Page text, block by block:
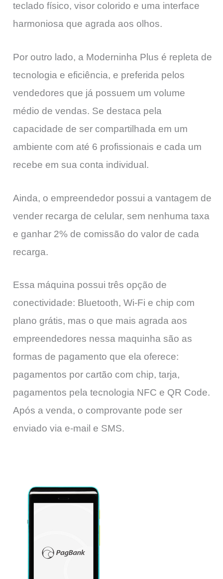
teclado físico, visor colorido e uma interface
harmoniosa que agrada aos olhos.
Por outro lado, a Moderninha Plus é repleta de
tecnologia e eficiência, e preferida pelos
vendedores que já possuem um volume
médio de vendas. Se destaca pela
capacidade de ser compartilhada em um
ambiente com até 6 profissionais e cada um
recebe em sua conta individual.
Ainda, o empreendedor possui a vantagem de
vender recarga de celular, sem nenhuma taxa
e ganhar 2% de comissão do valor de cada
recarga.
Essa máquina possui três opção de
conectividade: Bluetooth, Wi-Fi e chip com
plano grátis, mas o que mais agrada aos
empreendedores nessa maquinha são as
formas de pagamento que ela oferece:
pagamentos por cartão com chip, tarja,
pagamentos pela tecnologia NFC e QR Code.
Após a venda, o comprovante pode ser
enviado via e-mail e SMS.